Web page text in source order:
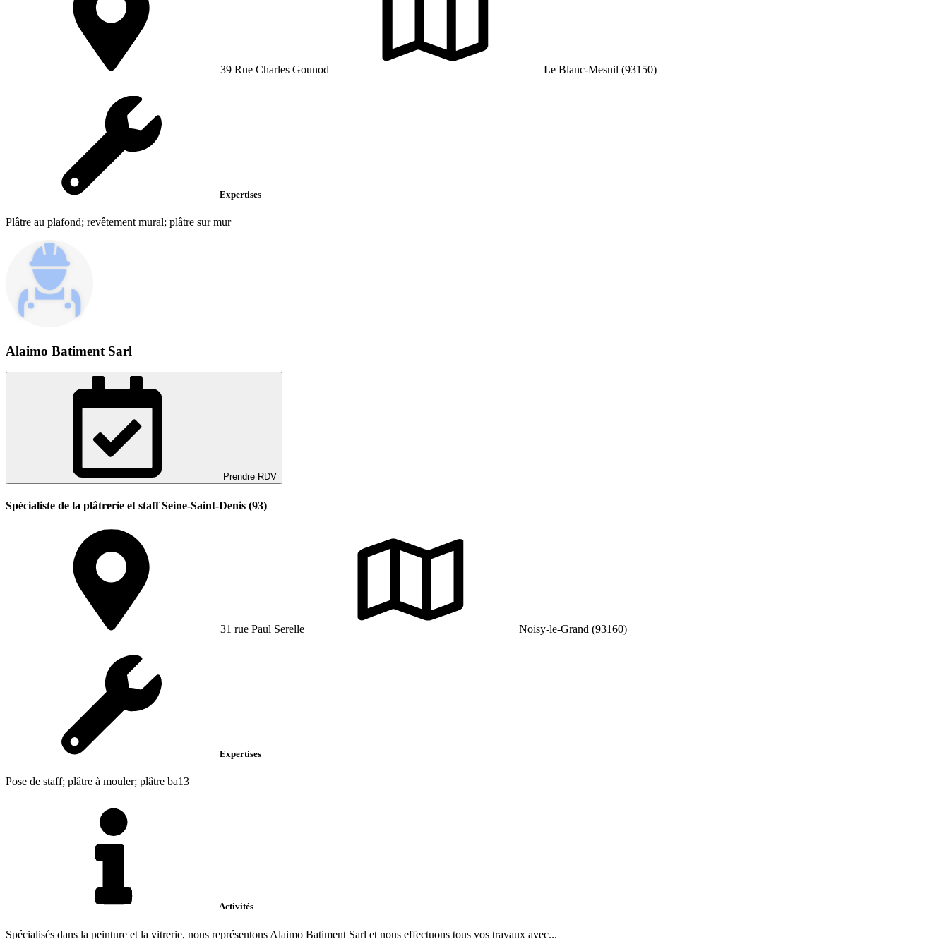
39 Rue Charles Gounod Le Blanc-Mesnil (93150)
Expertises
Plâtre au plafond; revêtement mural; plâtre sur mur
Alaimo Batiment Sarl
Prendre RDV
Spécialiste de la plâtrerie et staff Seine-Saint-Denis (93)
31 rue Paul Serelle Noisy-le-Grand (93160)
Expertises
Pose de staff; plâtre à mouler; plâtre ba13
Activités
Spécialisés dans la peinture et la vitrerie, nous représentons Alaimo Batiment Sarl et nous effectuons tous vos travaux avec...